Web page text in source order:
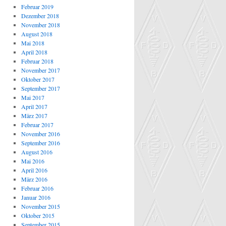
Februar 2019
Dezember 2018
November 2018
August 2018
Mai 2018
April 2018
Februar 2018
November 2017
Oktober 2017
September 2017
Mai 2017
April 2017
März 2017
Februar 2017
November 2016
September 2016
August 2016
Mai 2016
April 2016
März 2016
Februar 2016
Januar 2016
November 2015
Oktober 2015